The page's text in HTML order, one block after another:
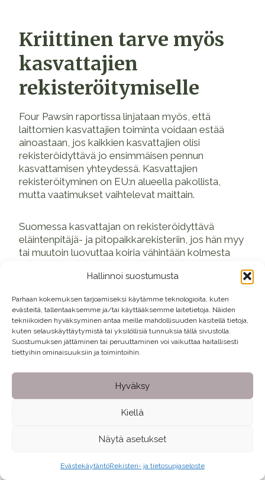
Hallinnoi suostumusta
Parhaan kokemuksen tarjoamiseksi käytämme teknologioita, kuten
evästeitä, tallentaaksemme ja/tai käyttääksemme laitetietoja. Näiden
tekniikoiden hyväksyminen antaa meille mahdollisuuden käsitellä tietoja,
kuten selauskäyttäytymistä tai yksilöllisiä tunnuksia tällä sivustolla.
Suostumuksen jättäminen tai peruuttaminen voi vaikuttaa haitallisesti
tiettyihin ominaisuuksiin ja toimintoihin.
Hyväksy
Kiellä
Näytä asetukset
EvästekäytäntöRekisteri- ja tietosuojaseloste
Kriittinen tarve myös
kasvattajien
rekisteröitymiselle
Four Pawsin raportissa linjataan myös, että
laittomien kasvattajien toiminta voidaan estää
ainoastaan, jos kaikkien kasvattajien olisi
rekisteröidyttävä jo ensimmäisen pennun
kasvattamisen yhteydessä. Kasvattajien
rekisteröityminen on EU:n alueella pakollista,
mutta vaatimukset vaihtelevat maittain.
Suomessa kasvattajan on rekisteröidyttävä
eläintenpitäjä- ja pitopaikkarekisteriin, jos hän myy
tai muutoin luovuttaa koiria vähintään kolmesta
muutoin luovuttaa tai välittää vähintään 10 muuta
jos hän pitää vähintään seitsemää yli 6 kuukauden
ikäistä koiraa. Esimerkiksi Itävallassa jokaisen
kasvattajan on rekisteröidyttävä. Italiassa
rekisteröityminen on pakollista kasvattajille, joilla
on vähintään viisi jalostusnarttua, ja jotka
kasvattavat vähintään 30 pentua vuodessa.
Pienimuotoista kasvatusta harjoittavien
kasvattajien vapauttaminen rekisteröitymisestä
suurempiakin pentumääriä tuottava ja myyvä
harjoittavana.